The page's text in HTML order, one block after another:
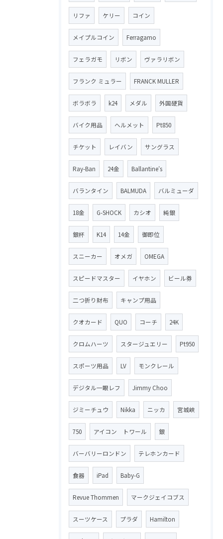
リファ ケリー コイン
メイプルコイン Ferragamo
フェラガモ リボン ヴァラリボン
フランク ミュラー FRANCK MULLER
ボラボラ k24 メダル 外国硬貨
バイク用品 ヘルメット Pt850
チケット レイバン サングラス
Ray-Ban 24金 Ballantine′s
バランタイン BALMUDA バルミューダ
18金 G-SHOCK カシオ 純銀
銀杯 K14 14金 御即位
スニーカー オメガ OMEGA
スピードマスター イヤホン ビール券
二つ折り財布 キャンプ用品
クオカード QUO コーチ 24K
クロムハーツ スタージュエリー Pt950
スポーツ用品 LV モンクレール
デジタル一眼レフ Jimmy Choo
ジミーチュウ Nikka ニッカ 宮城峡
750 アイコン トワール 銀
バーバリーロンドン テレホンカード
食器 iPad Baby-G
Revue Thommen マークジェイコブス
スーツケース プラダ Hamilton